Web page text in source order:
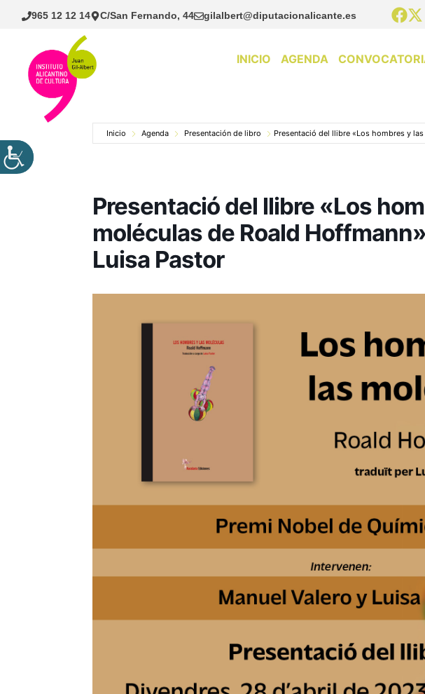
Saltar
965 12 12 14 C/San Fernando, 44 gilalbert@diputacionalicante.es
INICIO AGENDA
Inicio Agenda Presentación de libro Presentació del llibre «Los hombres y
Presentació del llibre «Los
moléculas de Roald
Luisa Pastor